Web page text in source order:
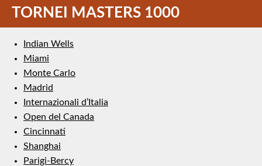
TORNEI MASTERS 1000
Indian Wells
Miami
Monte Carlo
Madrid
Internazionali d’Italia
Open del Canada
Cincinnati
Shanghai
Parigi-Bercy